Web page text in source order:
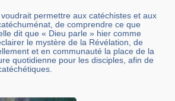
voudrait permettre aux catéchistes et aux
de comprendre ce que
dit que « Dieu parle » hier comme
le mystère de la Révélation, de
et en communauté la place de la
quotidienne pour les disciples, afin de